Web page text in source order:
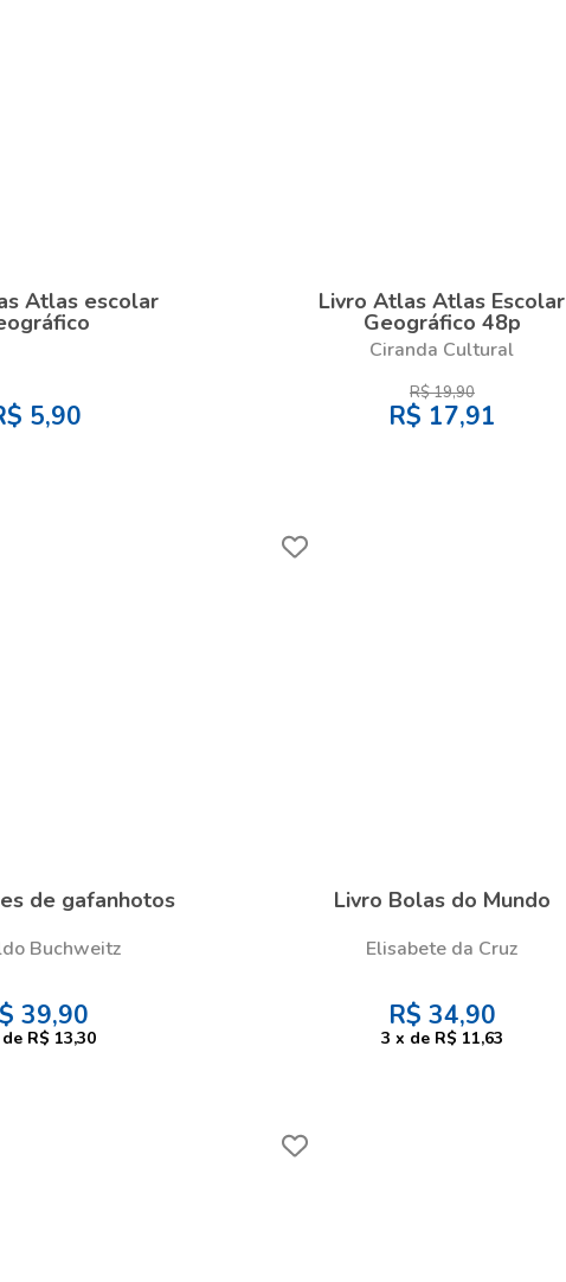
Atlas escolar
5,90
Livro Atlas Atlas Escolar
Geográfico 48p
Ciranda Cultural
R$19,90
R$ 17,91
de gafanhotos
Buchweitz
39,90
de R$ 13,30
Livro Bolas do Mundo
Elisabete da Cruz
R$ 34,90
3 x de R$ 11,63